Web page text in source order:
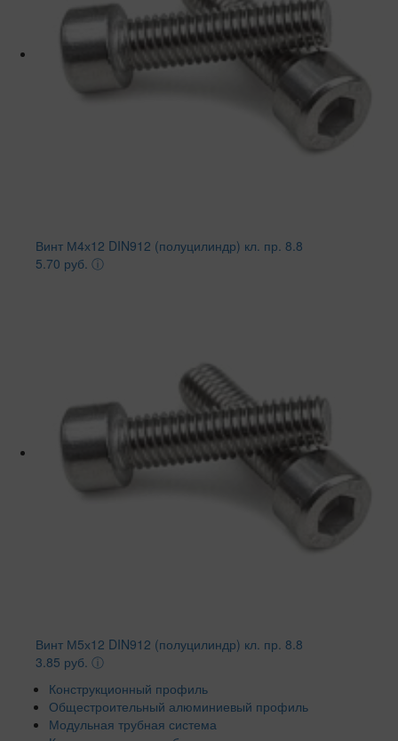
Винт М4х12 DIN912 (полуцилиндр) кл. пр. 8.8
5.70 руб. ⓘ
Винт М5х12 DIN912 (полуцилиндр) кл. пр. 8.8
3.85 руб. ⓘ
Конструкционный профиль
Общестроительный алюминиевый профиль
Модульная трубная система